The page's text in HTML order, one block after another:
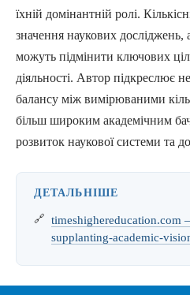
їхній домінантній ролі.
значення наукових досліджень,
можуть підмінити ключових
діяльності. Автор підкреслює
балансу між вимірюваними
більш широким академічним
розвиток наукової системи та
ДЕТАЛЬНІШЕ
timeshighereducation.com
supplanting-academic-